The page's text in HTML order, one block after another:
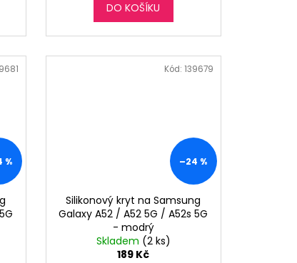
DO KOŠÍKU
% –24 %
Silikonový kryt na Samsung
Galaxy A52 / A52 5G / A52s 5G
- modrý
Skladem (2 ks)
189 Kč
Kód: 139679